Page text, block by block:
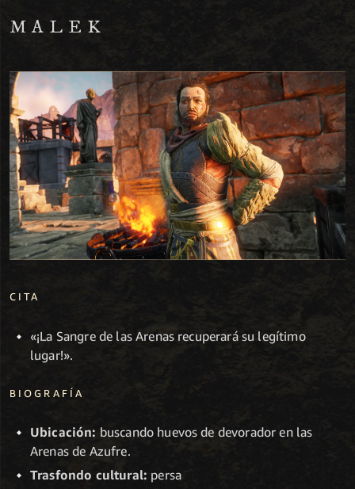
MALEK
CITA
«¡La Sangre de las Arenas recuperará su legítimo
lugar!».
BIOGRAFÍA
Ubicación: buscando huevos de devorador en las
Arenas de Azufre.
Trasfondo cultural: persa